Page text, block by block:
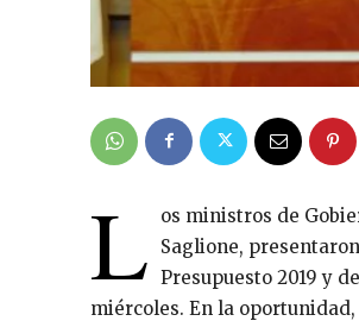
L
os ministros de
Saglione,
Presupuesto 2019 y
miércoles. En la